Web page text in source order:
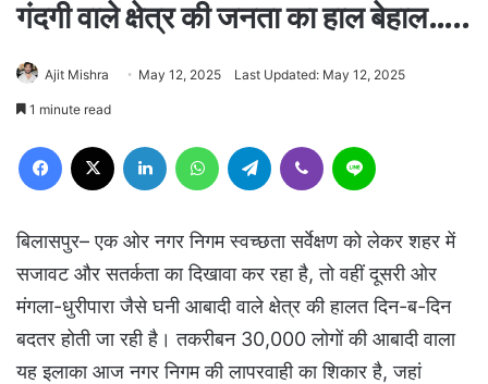
गंदगी वाले क्षेत्र की जनता का हाल बेहाल…..
Ajit Mishra May 12, 2025 Last Updated: May 12, 2025
1 minute read
Facebook LinkedIn WhatsAppTelegram Viber
बिलासपुर– एक ओर नगर निगम स्वच्छता सर्वेक्षण को लेकर शहर में
सजावट और सतर्कता का दिखावा कर रहा है, तो वहीं दूसरी ओर
मंगला-धुरीपारा जैसे घनी आबादी वाले क्षेत्र की हालत दिन-ब-दिन
बदतर होती जा रही है। तकरीबन 30,000 लोगों की आबादी वाला
यह इलाका आज नगर निगम की लापरवाही का शिकार है, जहां